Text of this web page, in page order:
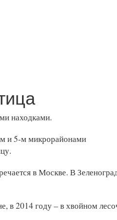
находками.
и 5-м микрорайонами
в Москве. В
в 2014 году – в хвойном